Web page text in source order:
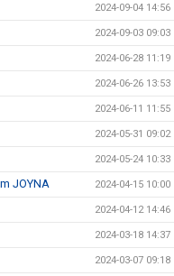
2024-09-04 14:56
2024-09-03 09:03
2024-06-28 11:19
2024-06-26 13:53
2024-06-11 11:55
2024-05-31 09:02
2024-05-24 10:33
JOYNA 2024-04-15 10:00
2024-04-12 14:46
2024-03-18 14:37
2024-03-07 09:18